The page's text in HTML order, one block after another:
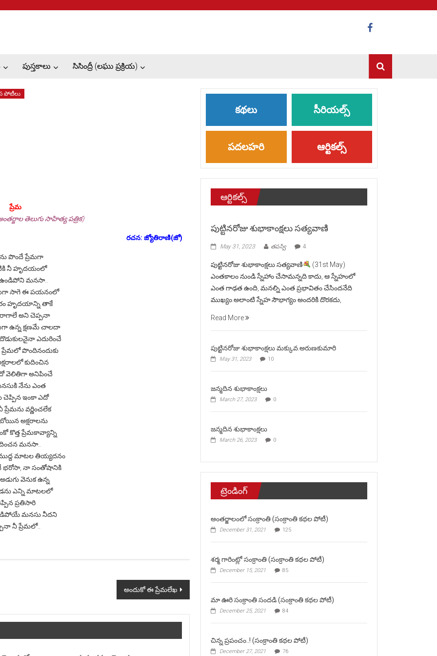
పుస్తకాలు సిసింద్రీ (లఘు ప్రక్రియ)
పోటీలు
ప్రేమ
తెలుగు సాహిత్య పత్రిక)
రచన: జ్యోతిరాణి(జో)
పొందే ప్రేమగా
నీ హృదయంలో
ఉండిపోని మనసా..
సాగె ఈ పయనంలో
హృదయాన్ని తాకే
అని చెప్పనా
ఉన్న క్షణమే చాలదా
ఎదురించే
పొందినందుకు
కుదించిన
వెలితిగా అనిపించే
నేను ఎంత
చెప్పిన ఇంకా ఎదో
వర్ణించలేక
అక్షరాలను
కొత్త ప్రేమకావ్యాన్ని
మనసా..
మాటల తియ్యదనం
భరోసా, నా సంతోషానికి
వెనుక ఉన్న
ఎన్ని మాటలలో
ప్రతిసారి
మనసు నీదని
నీ ప్రేమలో..
అందుకో ఈ ప్రేమలేఖ
కథలు సీరియల్స్
పదలహరి ఆర్టికల్స్
ఆర్టికల్స్
పుట్టినరోజు శుభాకాంక్షలు సత్యవాణి
May 31, 2023 తపస్వి 4
పుట్టినరోజు శుభాకాంక్షలు సత్యవాణి
(31st May)
ఎంతకాలం నుండి స్నేహాం చేసామన్నది కాదు, ఆ స్నేహంలో
ఎంత గాఢత ఉంది, మనల్ని ఎంత ప్రభావితం చేసిందనేది
ముఖ్యం.అలాంటి స్నేహ సౌభాగ్యం అందరికి దొరకదు,
Read More
పుట్టినరోజు శుభాకాంక్షలు మక్కువ.అరుణకుమారి
May 31, 2023 10
జన్మదిన శుభాకాంక్షలు
March 27, 2023 0
జన్మదిన శుభాకాంక్షలు
March 26, 2023 0
ట్రెండింగ్
అంతర్జాలంలో సంక్రాంతి (సంక్రాంతి కథల పోటీ)
December 31, 2021 125
శర్మ గారింట్లో సంక్రాంతి (సంక్రాంతి కథల పోటీ)
December 15, 2021 85
మా ఊరి సంక్రాంతి సందడి (సంక్రాంతి కథల పోటీ)
December 25, 2021 84
చిన్న ప్రపంచం..! (సంక్రాంతి కథల పోటీ)
December 27, 2021 76